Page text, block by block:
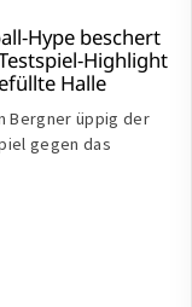
Hype beschert
Highlight
Halle
Bergner üppig der
gegen das